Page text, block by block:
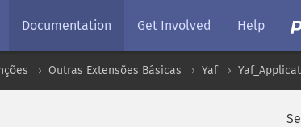
Documentation Get Involved Help
Outras Extensões Básicas Yaf